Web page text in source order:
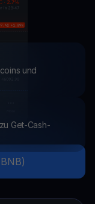
und
Get-Cash-
BNB)